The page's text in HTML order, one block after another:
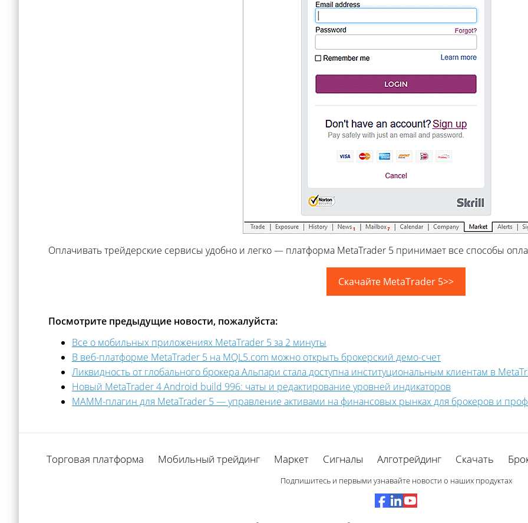
Оплачивать трейдерские сервисы удобно и легко — платформа MetaTrader 5 принимает все способы
Скачайте MetaTrader 5>>
Посмотрите предыдущие новости, пожалуйста:
Все о мобильных приложениях MetaTrader 5 за 2 минуты
В веб-платформе MetaTrader 5 на MQL5.com можно открыть брокерский демо-счет
Ликвидность от глобального брокера Альпари стала доступна институциональным клиентам в
Новый MetaTrader 4 Android build 996: чаты и редактирование уровней индикаторов
MAMM-плагин для MetaTrader 5 — управление активами на финансовых рынках для брокеров и
Торговая платформа Мобильный трейдинг Маркет Сигналы Алготрейдинг Скачать
Подпишитесь и первыми узнавайте новости о наших продуктах